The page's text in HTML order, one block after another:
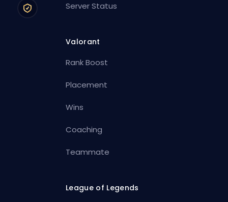
Server Status
Valorant
Rank Boost
Placement
Wins
Coaching
Teammate
League of Legends